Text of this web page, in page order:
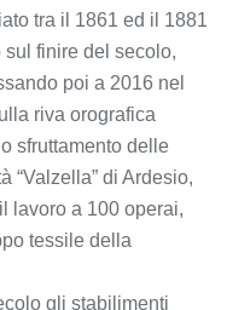
tra il 1861 ed il 1881
finire del secolo,
poi a 2016 nel
riva orografica
sfruttamento delle
“Valzella” di Ardesio,
lavoro a 100 operai,
tessile della
gli stabilimenti